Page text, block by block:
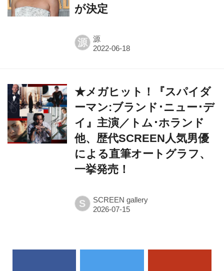
が決定
源 源
★メガヒット！『スパイダ
ーマン:ブランド･ニュー･デ
イ』主演／トム･ホランド
他、歴代SCREEN人気男優
による直筆オートグラフ、
一挙発売！
S SCREEN gallery